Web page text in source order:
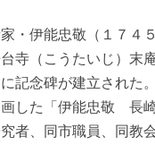
・伊能忠敬（１７４
寺（こうたいじ）末
記念碑が建立された
した「伊能忠敬 長
者、同市職員、同教